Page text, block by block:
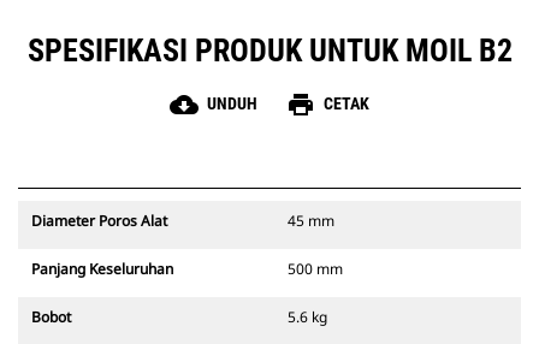
SPESIFIKASI PRODUK UNTUK MOIL B2
cloud_download UNDUH print CETAK
Diameter Poros Alat 45 mm
Panjang Keseluruhan 500 mm
Bobot 5.6 kg